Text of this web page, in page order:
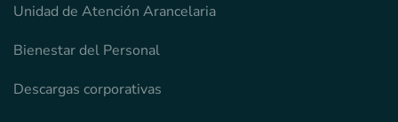
Unidad de Atención Arancelaria
Bienestar del Personal
Descargas corporativas